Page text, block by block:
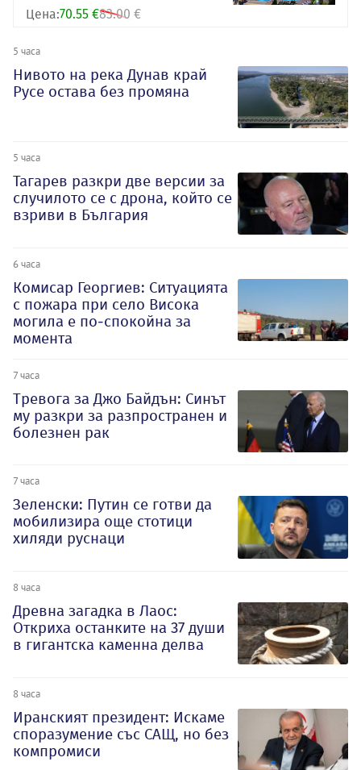
Цена:70.55 €83.00 €
5 часа
Нивото на река Дунав край
Русе остава без промяна
5 часа
Тагарев разкри две версии за
случилото се с дрона, който се
взриви в България
6 часа
Комисар Георгиев: Ситуацията
с пожара при село Висока
могила е по-спокойна за
момента
7 часа
Тревога за Джо Байдън: Синът
му разкри за разпространен и
болезнен рак
7 часа
Зеленски: Путин се готви да
мобилизира още стотици
хиляди руснаци
8 часа
Древна загадка в Лаос:
Откриха останките на 37 души
в гигантска каменна делва
8 часа
Иранският президент: Искаме
споразумение със САЩ, но без
компромиси